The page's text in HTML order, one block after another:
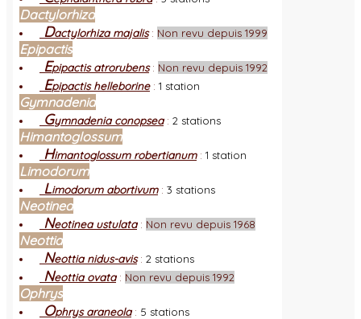
Dactylorhiza
Dactylorhiza majalis: Non revu depuis 1999
Epipactis
Epipactis atrorubens: Non revu depuis 1992
Epipactis helleborine: 1 station
Gymnadenia
Gymnadenia conopsea: 2 stations
Himantoglossum
Himantoglossum robertianum: 1 station
Limodorum
Limodorum abortivum: 3 stations
Neotinea
Neotinea ustulata: Non revu depuis 1968
Neottia
Neottia nidus-avis: 2 stations
Neottia ovata: Non revu depuis 1992
Ophrys
Ophrys araneola: 5 stations